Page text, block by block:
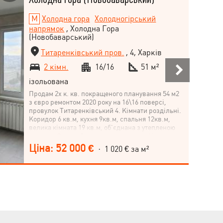
Холодна гора
Холодногірський
напрямок , Холодна Гора
(Новобаварський)
Титаренківський пров. , 4, Харків
2 кімн.
16/16
51 м²
ізольована
Продам 2х к. кв. покращеного планування 54 м2
з євро ремонтом 2020 року на 16\16 поверсі,
провулок Титаренківський 4. Кімнати роздільні.
Коридор 6 кв.м, кухня 9кв.м, спальня 12кв.м,
велика кімната 19 кв.м, об'єднана з утепленою
підлога, на підлозі плитка та ламінат. Утеплена
по всьому периметру зовні, ефект термоса:
Ціна: 52 000 € · 1 020 € за м²